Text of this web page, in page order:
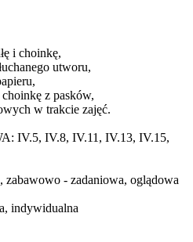
i choinkę,
utworu,
z pasków,
w trakcie zajęć.
IV.5, IV.8, IV.11, IV.13, IV.15,
- zadaniowa, oglądowa
indywidualna